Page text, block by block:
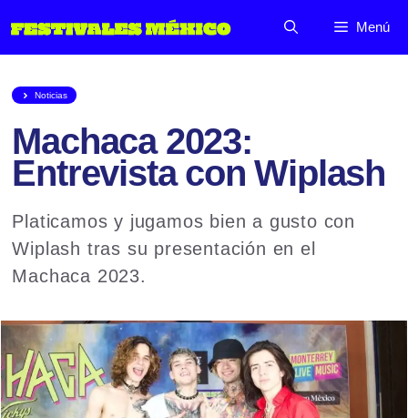
al
Menú
Noticias
Machaca 2023:
Entrevista con Wiplash
Platicamos y jugamos bien a gusto con
Wiplash tras su presentación en el
Machaca 2023.